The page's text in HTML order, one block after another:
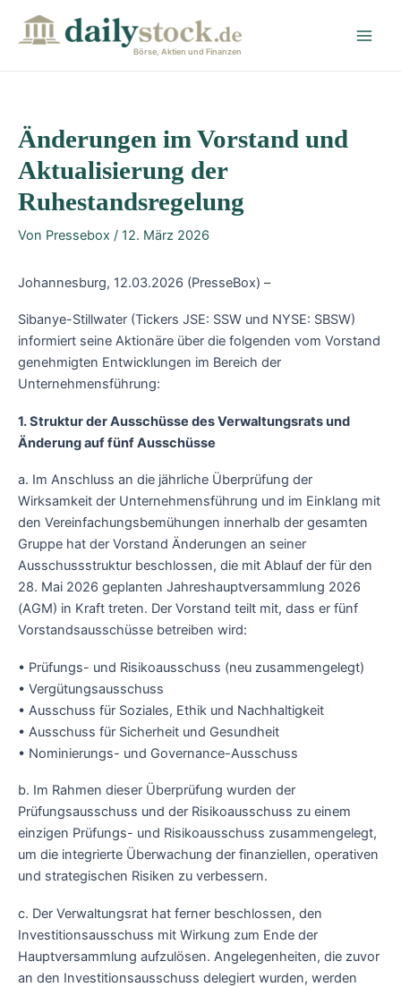
Börse, Aktien und Finanzen
Änderungen im Vorstand und
Aktualisierung der
Ruhestandsregelung
Von Pressebox / 12. März 2026
Johannesburg, 12.03.2026 (PresseBox) –
Sibanye-Stillwater (Tickers JSE: SSW und NYSE: SBSW)
informiert seine Aktionäre über die folgenden vom Vorstand
genehmigten Entwicklungen im Bereich der
Unternehmensführung:
1. Struktur der Ausschüsse des Verwaltungsrats und
Änderung auf fünf Ausschüsse
a. Im Anschluss an die jährliche Überprüfung der
Wirksamkeit der Unternehmensführung und im Einklang mit
den Vereinfachungsbemühungen innerhalb der gesamten
Gruppe hat der Vorstand Änderungen an seiner
Ausschussstruktur beschlossen, die mit Ablauf der für den
28. Mai 2026 geplanten Jahreshauptversammlung 2026
(AGM) in Kraft treten. Der Vorstand teilt mit, dass er fünf
Vorstandsausschüsse betreiben wird:
• Prüfungs- und Risikoausschuss (neu zusammengelegt)
• Vergütungsausschuss
• Ausschuss für Soziales, Ethik und Nachhaltigkeit
• Ausschuss für Sicherheit und Gesundheit
• Nominierungs- und Governance-Ausschuss
b. Im Rahmen dieser Überprüfung wurden der
Prüfungsausschuss und der Risikoausschuss zu einem
einzigen Prüfungs- und Risikoausschuss zusammengelegt,
um die integrierte Überwachung der finanziellen, operativen
und strategischen Risiken zu verbessern.
c. Der Verwaltungsrat hat ferner beschlossen, den
Investitionsausschuss mit Wirkung zum Ende der
Hauptversammlung aufzulösen. Angelegenheiten, die zuvor
an den Investitionsausschuss delegiert wurden, werden